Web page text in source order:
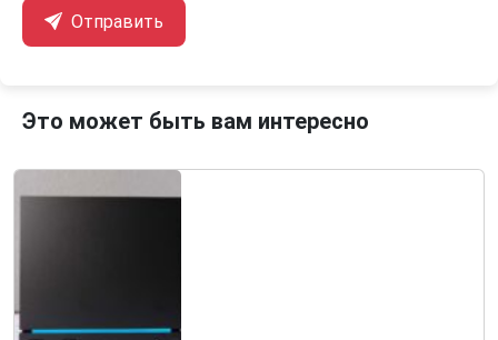
Отправить
Это может быть вам интересно